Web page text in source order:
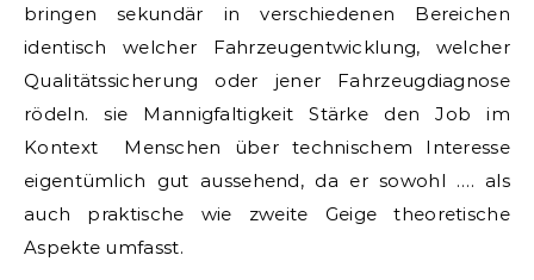
bringen sekundär in verschiedenen Bereichen
identisch welcher Fahrzeugentwicklung, welcher
Qualitätssicherung oder jener Fahrzeugdiagnose
rödeln. sie Mannigfaltigkeit Stärke den Job im
Kontext Menschen über technischem Interesse
eigentümlich gut aussehend, da er sowohl …. als
auch praktische wie zweite Geige theoretische
Aspekte umfasst.